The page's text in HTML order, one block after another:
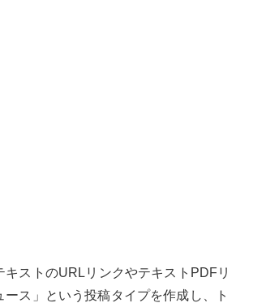
キストのURLリンクやテキストPDFリ
ース」という投稿タイプを作成し、ト